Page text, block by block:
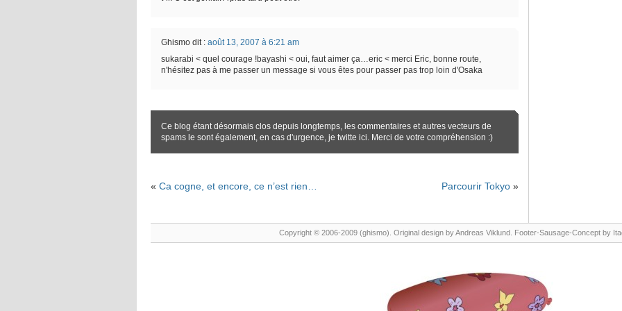
Ghismo dit : août 13, 2007 à 6:21 am
sukarabi < quel courage !bayashi < oui, faut aimer ça…eric < merci Eric, bonne route,
n'hésitez pas à me passer un message si vous êtes pour passer pas trop loin d'Osaka
Ce blog étant désormais clos depuis longtemps, les commentaires et autres vecteurs de
spams le sont également, en cas d'urgence, je twitte ici. Merci de votre compréhension :)
« Ca cogne, et encore, ce n’est rien… Parcourir Tokyo »
Copyright © 2006-2009 (ghismo). Original design byAndreas Viklund . Footer-Sausage-Concept by